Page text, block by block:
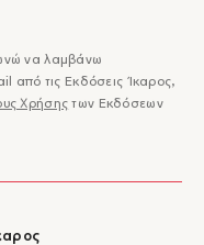
να λαμβάνω
από τις Εκδόσεις Ίκαρος,
Χρήσης των Εκδόσεων